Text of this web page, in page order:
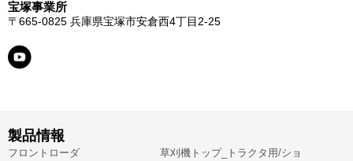
宝塚事業所
〒665-0825 兵庫県宝塚市安倉西4丁目2-25
製品情報
フロントローダ
草刈機トップ_トラクタ用/ショ